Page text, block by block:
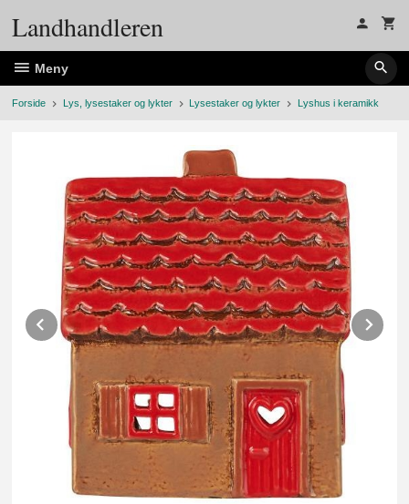
Landhandleren
Meny
Forside Lys, lysestaker og lykter Lysestaker og lykter Lyshus i keramikk
Prev